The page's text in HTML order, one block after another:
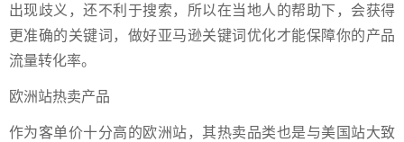
出现歧义，还不利于搜索，所以在当地人的帮助下，会获得
更准确的关键词，做好亚马逊关键词优化才能保障你的产品
流量转化率。
欧洲站热卖产品
作为客单价十分高的欧洲站，其热卖品类也是与美国站大致